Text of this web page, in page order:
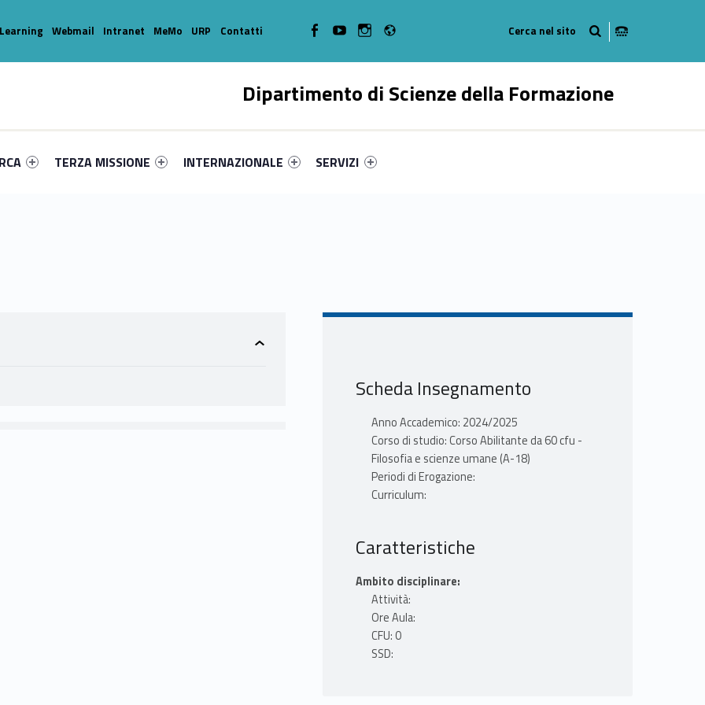
Dipartimento di Scienze della Formazione
TERZA MISSIONE
INTERNAZIONALE
SERVIZI
Webmail Intranet MeMo URP Contatti WebMan on FacebookWebMan on YoutubeWebMan on Instagram
Scheda Insegnamento
Anno Accademico: 2024/2025
Corso di studio: Corso Abilitante da 60 cfu -
Filosofia e scienze umane (A-18)
Periodi di Erogazione:
Curriculum:
Caratteristiche
Ambito disciplinare:
Attività:
Ore Aula:
CFU: 0
SSD: